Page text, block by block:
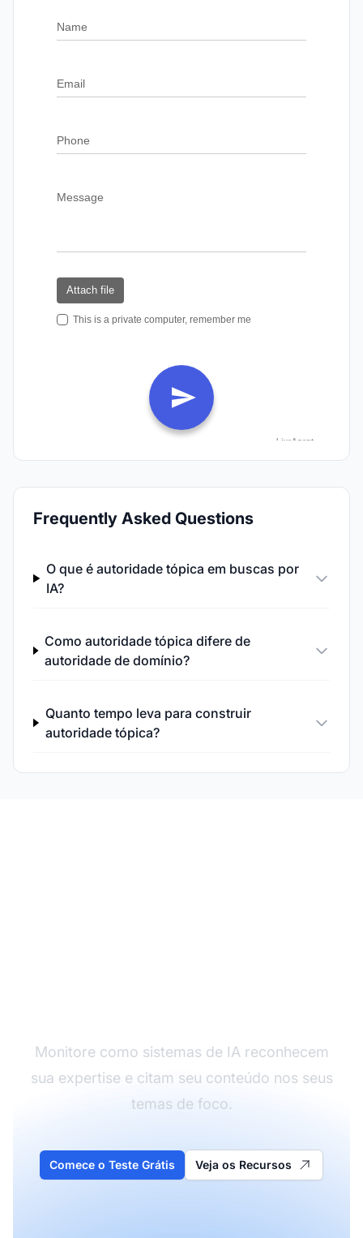
Frequently Asked Questions
O que é autoridade tópica em buscas por
IA?
Como autoridade tópica difere de
autoridade de domínio?
Quanto tempo leva para construir
autoridade tópica?
Monitore como sistemas de IA reconhecem
sua expertise e citam seu conteúdo nos seus
temas de foco.
Comece o Teste Grátis Veja os Recursos